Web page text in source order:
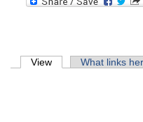
Primary tabs
View (active tab)What links